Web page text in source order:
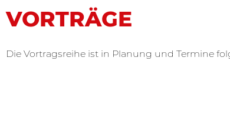
VORTRÄGE
Die Vortragsreihe ist in Planung und Termine